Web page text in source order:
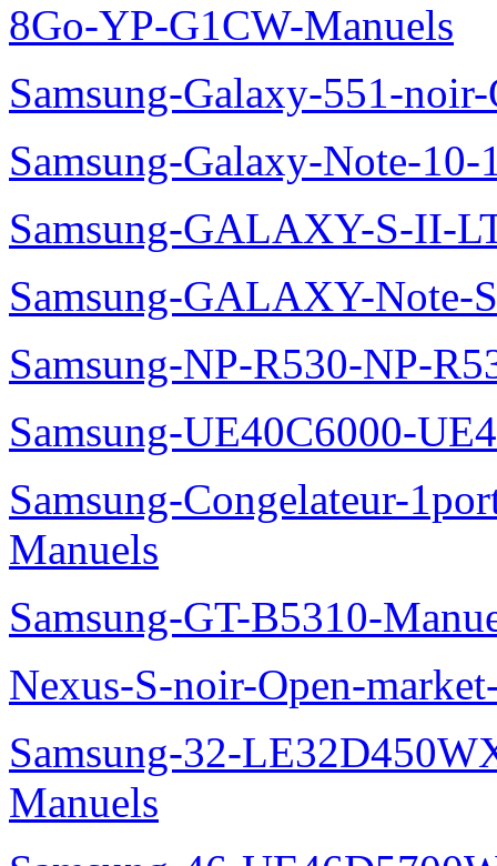
8Go-YP-G1CW-Manuels
Samsung-Galaxy-551-
Samsung-Galaxy-Note-
Samsung-GALAXY-S-II-
Samsung-GALAXY-Note-
Samsung-NP-R530-NP-
Samsung-UE40C6000-
Samsung-Congelateur-
Manuels
Samsung-GT-B5310-
Nexus-S-noir-Open-
Samsung-32-
Manuels